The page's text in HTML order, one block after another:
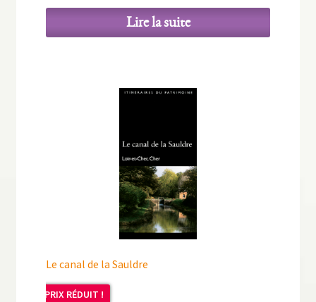
était :
actuel
est :
Lire la suite
Le canal de la Sauldre
PRIX RÉDUIT !